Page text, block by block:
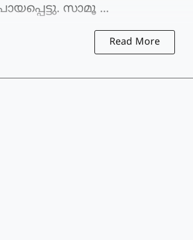
സാമൂ ...
Read More